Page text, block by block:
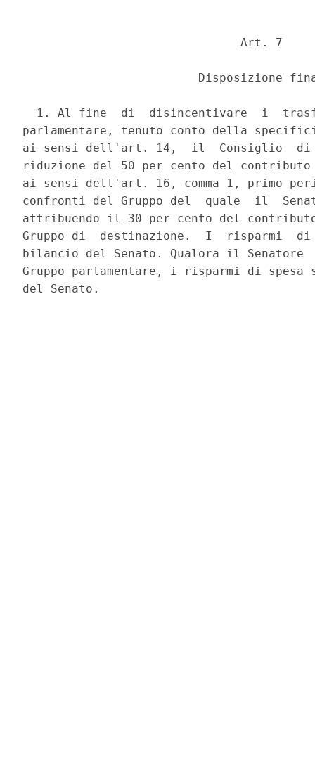
                               Art. 7
Disposizione
1. Al fine  di  disincentivare  i
parlamentare, tenuto conto della
ai sensi dell'art. 14,  il  Consiglio  di
riduzione del 50 per cento del
ai sensi dell'art. 16, comma 1, primo
confronti del Gruppo del  quale  il
attribuendo il 30 per cento del
Gruppo di  destinazione.  I  risparmi
bilancio del Senato. Qualora il
Gruppo parlamentare, i risparmi di